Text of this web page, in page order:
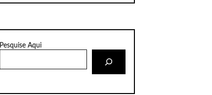
Pesquise Aqui